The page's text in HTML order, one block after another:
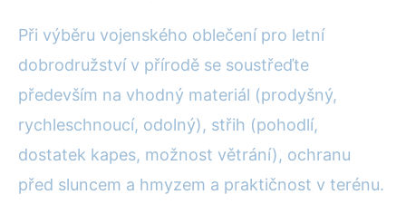
Při výběru vojenského oblečení pro letní
dobrodružství v přírodě se soustřeďte
především na vhodný materiál (prodyšný,
rychleschnoucí, odolný), střih (pohodlí,
dostatek kapes, možnost větrání), ochranu
před sluncem a hmyzem a praktičnost v terénu.